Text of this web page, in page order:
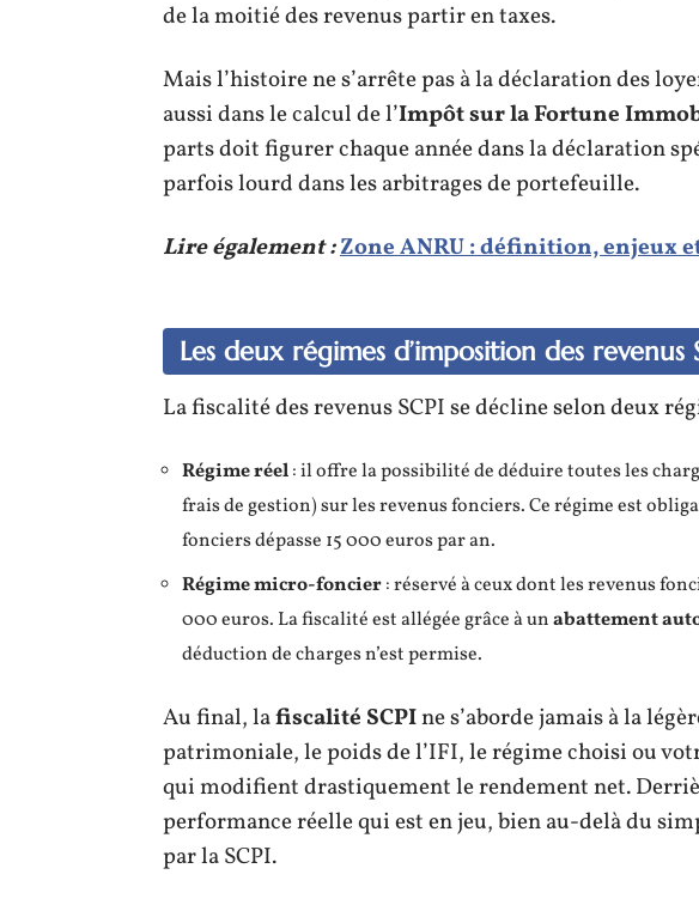
de la moitié des revenus partir en taxes.
Mais l’histoire ne s’arrête pas à la déclaration des
aussi dans le calcul de l’Impôt sur la Fortune
parts doit figurer chaque année dans la déclaration
parfois lourd dans les arbitrages de portefeuille.
Lire également :Zone ANRU : définition, enjeux
Les deux régimes d’imposition des revenus
La fiscalité des revenus SCPI se décline selon deux
Régime réel: il offre la possibilité de déduire toutes les
frais de gestion) sur les revenus fonciers. Ce régime est
fonciers dépasse 15 000 euros par an.
Régime micro-foncier: réservé à ceux dont les revenus
000 euros. La fiscalité est allégée grâce à unabattement
déduction de charges n’est permise.
Au final, lafiscalité SCPIne s’aborde jamais à la
patrimoniale, le poids de l’IFI, le régime choisi ou
qui modifient drastiquement le rendement net.
performance réelle qui est en jeu, bien au-delà du
par la SCPI.